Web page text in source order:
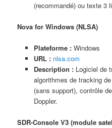
(recommandé) ou texte 3
Nova for Windows (NLSA)
Plateforme : Windows
URL : nlsa.com
Description : Logiciel de
algorithmes de tracking
(sans support), contrôle
Doppler.
SDR-Console V3 (module